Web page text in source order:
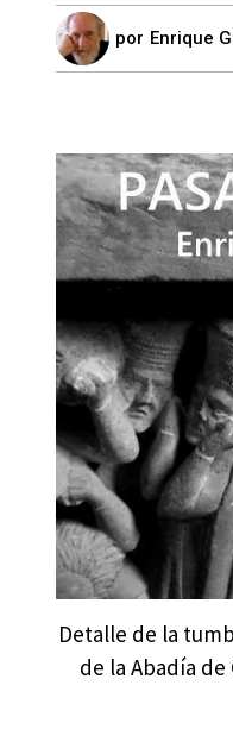
por Enrique
Detalle de la
de la Abadía de